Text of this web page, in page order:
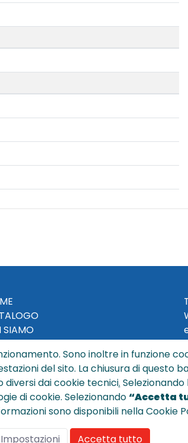
SIAMO
DI VENDITA
PRIVACY
LEGALI
Sono inoltre in funzione
del sito. La chiusura di questo
diversi dai cookie tecnici. Selezionando
di cookie. Selezionando “Accetta
sono disponibili nella Cookie
Impostazioni Accetta tutto